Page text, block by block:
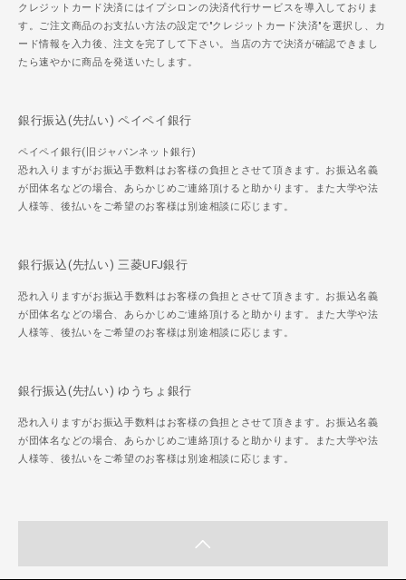
クレジットカード決済にはイプシロンの決済代行サービスを導入しておりま
す。ご注文商品のお支払い方法の設定で"クレジットカード決済"を選択し、カ
ード情報を入力後、注文を完了して下さい。当店の方で決済が確認できまし
たら速やかに商品を発送いたします。
銀行振込(先払い) ペイペイ銀行
ペイペイ銀行(旧ジャパンネット銀行)
恐れ入りますがお振込手数料はお客様の負担とさせて頂きます。お振込名義
が団体名などの場合、あらかじめご連絡頂けると助かります。また大学や法
人様等、後払いをご希望のお客様は別途相談に応じます。
銀行振込(先払い) 三菱UFJ銀行
恐れ入りますがお振込手数料はお客様の負担とさせて頂きます。お振込名義
が団体名などの場合、あらかじめご連絡頂けると助かります。また大学や法
人様等、後払いをご希望のお客様は別途相談に応じます。
銀行振込(先払い) ゆうちょ銀行
恐れ入りますがお振込手数料はお客様の負担とさせて頂きます。お振込名義
が団体名などの場合、あらかじめご連絡頂けると助かります。また大学や法
人様等、後払いをご希望のお客様は別途相談に応じます。